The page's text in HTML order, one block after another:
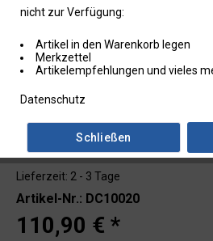
Lieferzeit: 2 - 3 Tage
Artikel-Nr.: DC10020
110,90 € *
nicht zur Verfügung:
Artikel in den Warenkorb legen
Merkzettel
Artikelempfehlungen und vieles
Datenschutz
Schließen